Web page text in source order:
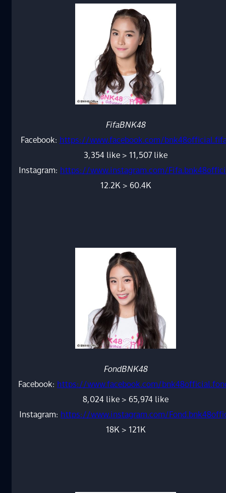
FifaBNK48
Facebook:https://www.facebook.com/
3,354 like > 11,507 like
Instagram: https://www.instagram.com/
12.2K > 60.4K
FondBNK48
Facebook: https://www.facebook.com/
8,024 like > 65,974 like
Instagram: https://www.instagram.com/
18K > 121K